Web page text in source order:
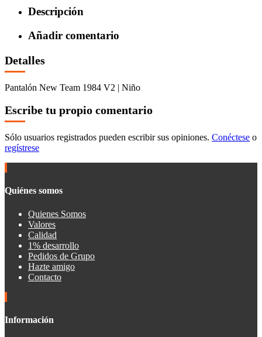
Descripción
Añadir comentario
Detalles
Pantalón New Team 1984 V2 | Niño
Escribe tu propio comentario
Sólo usuarios registrados pueden escribir sus opiniones. Conéctese o
regístrese
Quiénes somos
Quienes Somos
Valores
Calidad
1% desarrollo
Pedidos de Grupo
Hazte amigo
Contacto
Información